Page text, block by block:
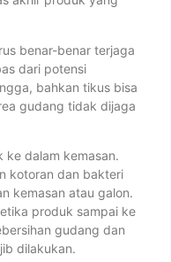
benar-benar terjaga
dari potensi
bahkan tikus bisa
gudang tidak dijaga
ke dalam kemasan.
kotoran dan bakteri
kemasan atau galon.
produk sampai ke
gudang dan
dilakukan.